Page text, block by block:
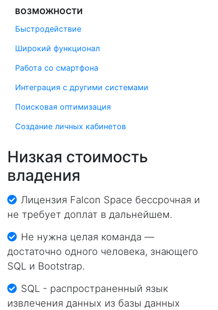
ВОЗМОЖНОСТИ
Быстродействие
Широкий функционал
Работа со смартфона
Интеграция с другими системами
Поисковая оптимизация
Создание личных кабинетов
Низкая стоимость
владения
Лицензия Falcon Space бессрочная и
не требует доплат в дальнейшем.
Не нужна целая команда —
достаточно одного человека, знающего
SQL и Bootstrap.
SQL - распространенный язык
извлечения данных из базы данных